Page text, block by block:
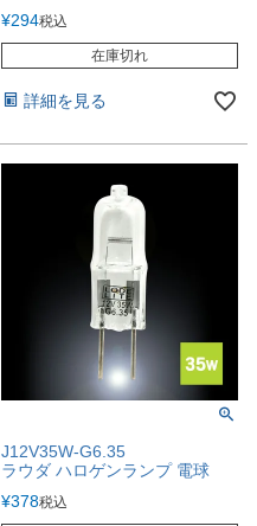
¥294税込
在庫切れ
詳細を見る
J12V35W-G6.35
ラウダ ハロゲンランプ 電球
¥378税込